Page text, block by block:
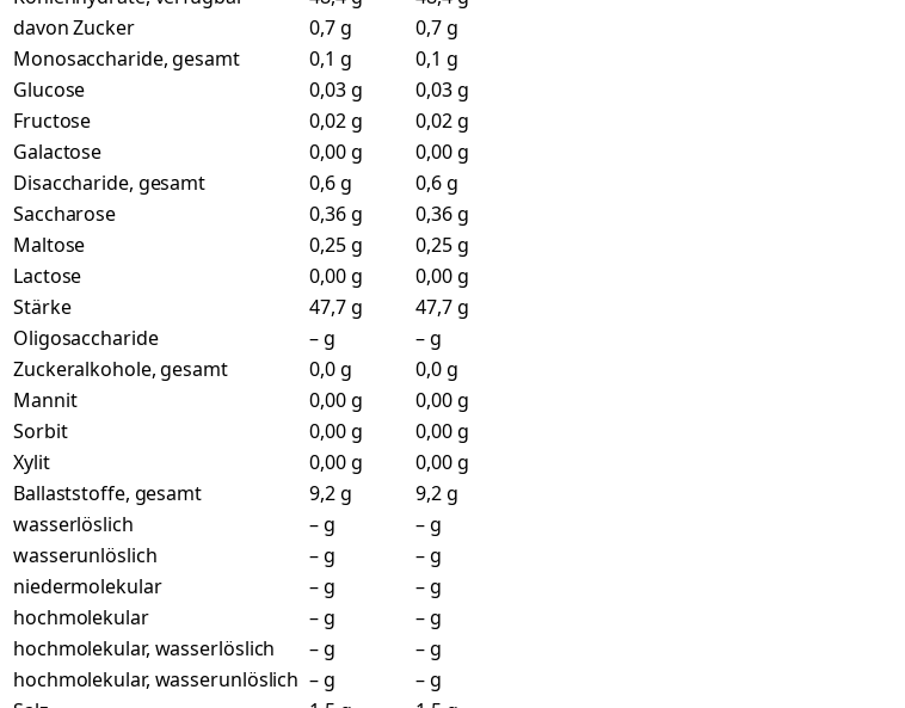
davon Zucker
0,7 g
0,7 g
Monosaccharide, gesamt
0,1 g
0,1 g
Glucose
0,03 g
0,03 g
Fructose
0,02 g
0,02 g
Galactose
0,00 g
0,00 g
Disaccharide, gesamt
0,6 g
0,6 g
Saccharose
0,36 g
0,36 g
Maltose
0,25 g
0,25 g
Lactose
0,00 g
0,00 g
Stärke
47,7 g
47,7 g
Oligosaccharide
– g
– g
Zuckeralkohole, gesamt
0,0 g
0,0 g
Mannit
0,00 g
0,00 g
Sorbit
0,00 g
0,00 g
Xylit
0,00 g
0,00 g
Ballaststoffe, gesamt
9,2 g
9,2 g
wasserlöslich
– g
– g
wasserunlöslich
– g
– g
niedermolekular
– g
– g
hochmolekular
– g
– g
hochmolekular, wasserlöslich
– g
– g
hochmolekular, wasserunlöslich – g
– g